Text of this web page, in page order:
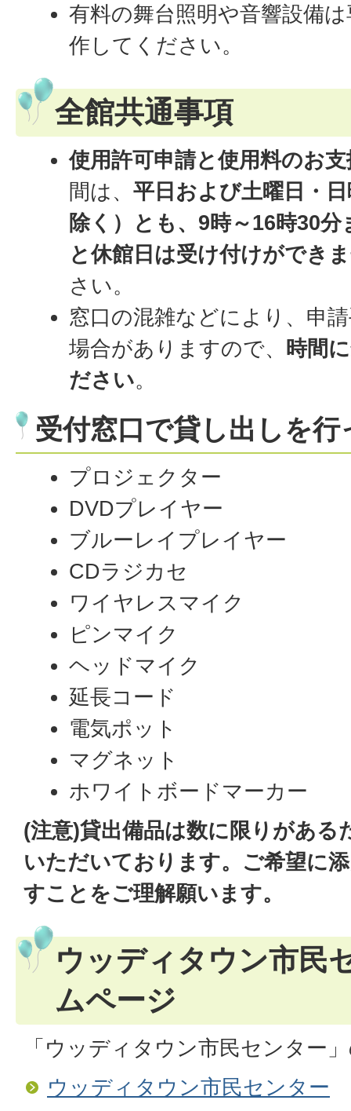
有料の舞台照明や音響設備
作してください。
全館共通事項
使用許可申請と使用料のお
間は、平日および土曜日・
除く）とも、9時～16時30分
と休館日は受け付けができ
さい。
窓口の混雑などにより、申
場合がありますので、
時間
ださい。
受付窓口で貸し出しを行
プロジェクター
DVDプレイヤー
ブルーレイプレイヤー
CDラジカセ
ワイヤレスマイク
ピンマイク
ヘッドマイク
延長コード
電気ポット
マグネット
ホワイトボードマーカー
(注意)貸出備品は数に限りがある
いただいております。ご希望に
すことをご理解願います。
ウッディタウン市民
ムページ
「ウッディタウン市民センター
ウッディタウン市民センター